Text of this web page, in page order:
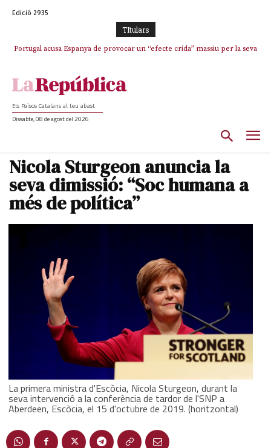
Edició 2935
TItulars
Portugal acusa Espanya de provocar un “efecte crida” massiu per la seva
Els Països Catalans al teu abast
Dissabte, 08 de agost del 2026
Nicola Sturgeon anuncia la
seva dimissió: “Soc humana a
més de política”
La primera ministra d'Escòcia, Nicola Sturgeon, durant la
seva intervenció a la conferència de tardor de l'SNP a
Aberdeen, Escòcia, el 15 d'octubre de 2019. (horitzontal)